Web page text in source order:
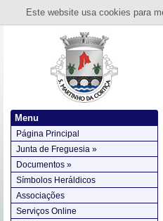
Este website usa cookies para
Menu
Página Principal
Junta de Freguesia »
Documentos »
Símbolos Heráldicos
Associações
Serviços Online